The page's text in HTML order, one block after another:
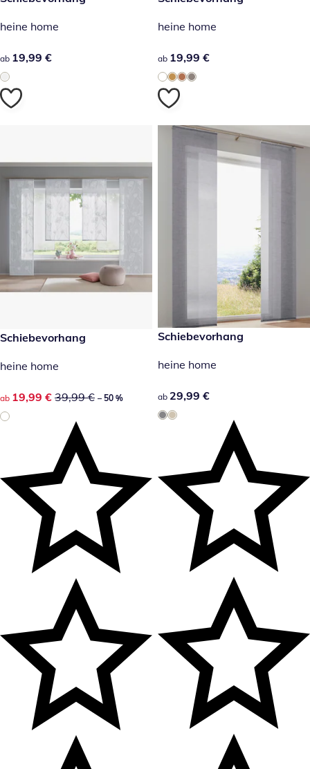
heine home
19,99 €
ab 19,99 €
heine home
19,99 €
ab 19,99 €
reduzierter Preis 19,99 €, vorheriger Preis: 39,99 €
-50 %
Schiebevorhang
heine home
reduzierter Preis 19,99 €, vorheriger Preis: 39,99 €
ab 19,99 € 39,99 € – 50 %
29,99 €
Schiebevorhang
heine home
29,99 €
ab 29,99 €